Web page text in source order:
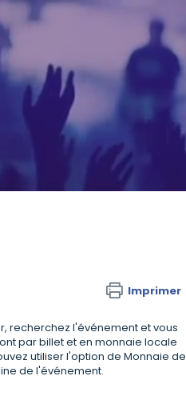
Imprimer
recherchez l'événement et vous
par billet et en monnaie locale
utiliser l'option de Monnaie de
de l'événement.